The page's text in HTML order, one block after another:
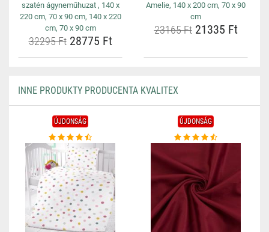
szatén ágyneműhuzat , 140 x
220 cm, 70 x 90 cm, 140 x 220
cm, 70 x 90 cm
32295 Ft28775 Ft
Amelie, 140 x 200 cm, 70 x 90
cm
23165 Ft21335 Ft
INNE PRODUKTY PRODUCENTA KVALITEX
ÚJDONSÁG ÚJDONSÁG